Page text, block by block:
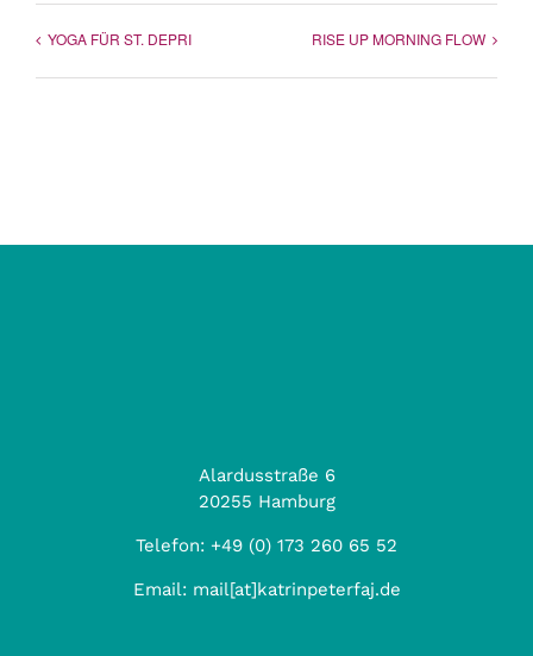
YOGA FÜR ST. DEPRI RISE UP MORNING FLOW
Alardusstraße 6
20255 Hamburg
Telefon: +49 (0) 173 260 65 52
Email: mail[at]katrinpeterfaj.de